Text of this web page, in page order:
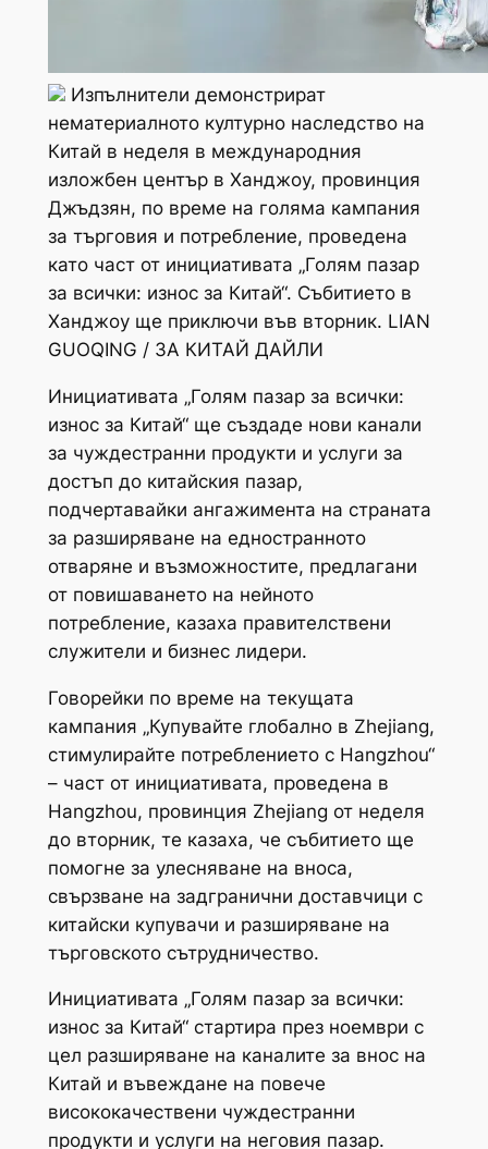
Изпълнители демонстрират
нематериалното културно наследство на
Китай в неделя в международния
изложбен център в Ханджоу, провинция
Джъдзян, по време на голяма кампания
за търговия и потребление, проведена
като част от инициативата „Голям пазар
за всички: износ за Китай“. Събитието в
Ханджоу ще приключи във вторник. LIAN
GUOQING / ЗА КИТАЙ ДАЙЛИ
Инициативата „Голям пазар за всички:
износ за Китай“ ще създаде нови канали
за чуждестранни продукти и услуги за
достъп до китайския пазар,
подчертавайки ангажимента на страната
за разширяване на едностранното
отваряне и възможностите, предлагани
от повишаването на нейното
потребление, казаха правителствени
служители и бизнес лидери.
Говорейки по време на текущата
кампания „Купувайте глобално в Zhejiang,
стимулирайте потреблението с Hangzhou“
– част от инициативата, проведена в
Hangzhou, провинция Zhejiang от неделя
до вторник, те казаха, че събитието ще
помогне за улесняване на вноса,
свързване на задгранични доставчици с
китайски купувачи и разширяване на
търговското сътрудничество.
Инициативата „Голям пазар за всички:
износ за Китай“ стартира през ноември с
цел разширяване на каналите за внос на
Китай и въвеждане на повече
висококачествени чуждестранни
продукти и услуги на неговия пазар.